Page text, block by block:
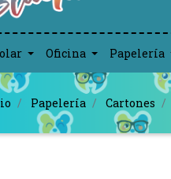
Oficina Papelería
Papelería Cartones